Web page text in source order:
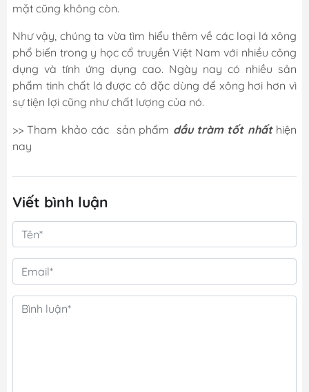
mặt cũng không còn.
Như vậy, chúng ta vừa tìm hiểu thêm về các loại lá xông
phổ biến trong y học cổ truyền Việt Nam với nhiều công
dụng và tính ứng dụng cao. Ngày nay có nhiều sản
phẩm tinh chất lá được cô đặc dùng để xông hơi hơn vì
sự tiện lợi cũng như chất lượng của nó.
>> Tham khảo các sản phẩm dầu tràm tốt nhấthiện
nay
Viết bình luận